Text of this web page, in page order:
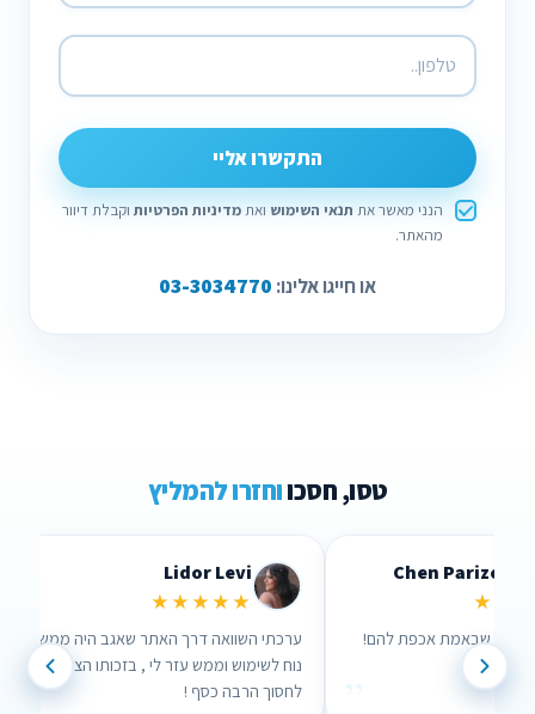
התקשרו אליי
הנני מאשר את תנאי השימוש ואתמדיניות הפרטיות וקבלת דיוור
מהאתר.
או חייגו אלינו: 03-3034770
טסו, חסכווחזרו להמליץ
Lidor Levi
★★★★★
ערכתי השוואה דרך האתר שאגב היה ממש
נוח לשימוש וממש עזר לי , בזכותו הצלחתי
לחסוך הרבה כסף !
”
Chen Parizer
אנשים שבאמת אכפת להם!